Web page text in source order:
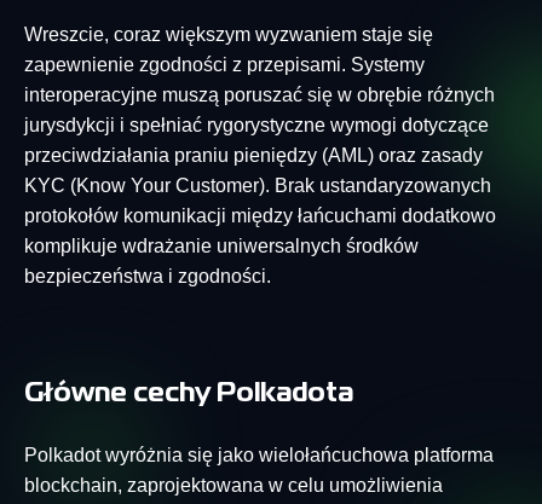
Wreszcie, coraz większym wyzwaniem staje się
zapewnienie zgodności z przepisami. Systemy
interoperacyjne muszą poruszać się w obrębie różnych
jurysdykcji i spełniać rygorystyczne wymogi dotyczące
przeciwdziałania praniu pieniędzy (AML) oraz zasady
KYC (Know Your Customer). Brak ustandaryzowanych
protokołów komunikacji między łańcuchami dodatkowo
komplikuje wdrażanie uniwersalnych środków
bezpieczeństwa i zgodności.
Główne cechy Polkadota
Polkadot wyróżnia się jako wielołańcuchowa platforma
blockchain, zaprojektowana w celu umożliwienia